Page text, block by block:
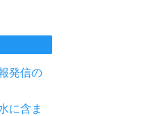
発信の
に含ま